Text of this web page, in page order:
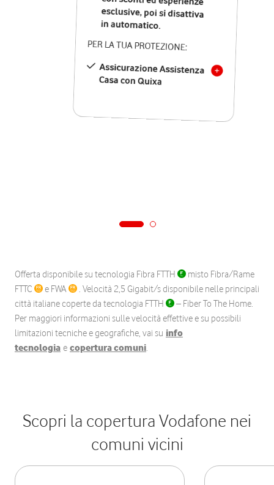
in automatico.
PER LA TUA PROTEZIONE:
Assicurazione Assistenza
Casa con Quixa
Offerta disponibile su tecnologia Fibra FTTH
misto Fibra/Rame
FTTC
e FWA
. Velocità 2,5 Gigabit/s disponibile nelle principali
città italiane coperte da tecnologia FTTH
– Fiber To The Home.
Per maggiori informazioni sulle velocità effettive e su possibili
limitazioni tecniche e geografiche, vai su info
tecnologia e copertura comuni.
Scopri la copertura Vodafone nei
comuni vicini